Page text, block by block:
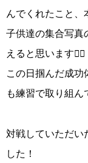
んでくれたこと、
子供達の集合写真
えると思います👍🏻
この日掴んだ成功
も練習で取り組
対戦していただい
した！